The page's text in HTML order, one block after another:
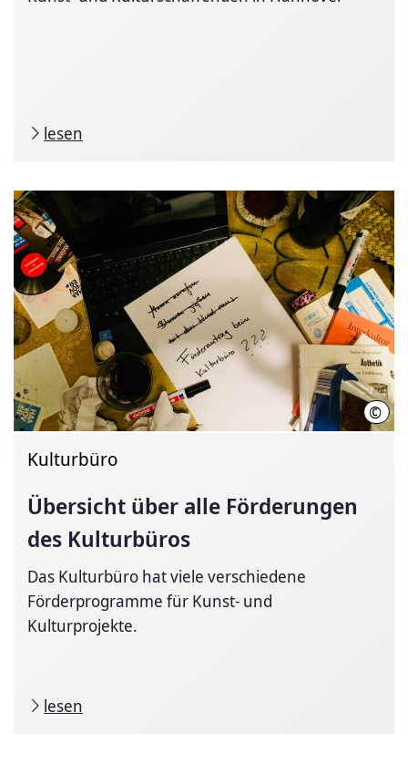
lesen
©
Kulturbüro
Übersicht über alle Förderungen
des Kulturbüros
Das Kulturbüro hat viele verschiedene
Förderprogramme für Kunst- und
Kulturprojekte.
lesen